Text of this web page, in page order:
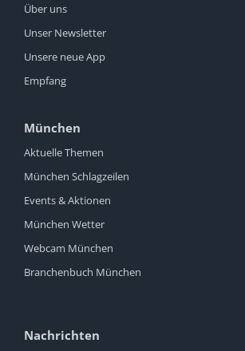
Über uns
Unser Newsletter
Unsere neue App
Empfang
München
Aktuelle Themen
München Schlagzeilen
Events & Aktionen
München Wetter
Webcam München
Branchenbuch München
Nachrichten